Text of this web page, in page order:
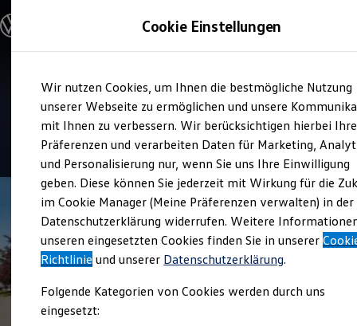
Hauptinhalt
springen
Footer
springen
Modelle und Konfigurator
Modelle vergleichen
Elektroautos
ENERGY Sondermodelle
Nutzfahrzeuge
SUV und CUV
Familienautos
Kombis
Kompaktwagen
Sportwagen
Schnell verfügbare Fahrzeuge
Angebote und Produkte
Aktuelle Angebote
E-Auto-Förderung
Volkswagen Marktplatz
Junge Gebrauchtwagen und Gebrauchtwagen
Volkswagen Zertifizierte Gebrauchtwagen
Service
Autohaus Schüler
4.9| 258 Bewertungen
Cookie Einstellungen
Wir nutzen Cookies, um Ihnen die bestmögliche Nutzung
unserer Webseite zu ermöglichen und unsere
mit Ihnen zu verbessern. Wir berücksichtigen hierbei Ihre
Präferenzen und verarbeiten Daten für Marketing,
und Personalisierung nur, wenn Sie uns Ihre Einwilligung
geben. Diese können Sie jederzeit mit Wirkung für die
im Cookie Manager (Meine Präferenzen verwalten) in der
Datenschutzerklärung widerrufen. Weitere
unseren eingesetzten Cookies finden Sie in unserer
Richtlinie und unserer Datenschutzerklärung.
Folgende Kategorien von Cookies werden durch uns
eingesetzt: